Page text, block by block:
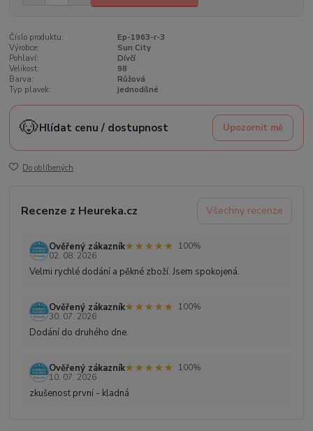
Číslo produktu:
Ep-1963-r-3
Výrobce:
Sun City
Pohlaví:
Dívčí
Velikost:
98
Barva:
Růžová
Typ plavek:
jednodílné
🐶Hlídat cenu / dostupnost Upozornit mě
Do oblíbených
Recenze z Heureka.cz Všechny recenze
Ověřený zákazník★★★★★
★★★★★
100%
02. 08. 2026
Velmi rychlé dodání a pěkné zboží. Jsem spokojená.
Ověřený zákazník★★★★★
★★★★★
100%
30. 07. 2026
Dodání do druhého dne.
Ověřený zákazník★★★★★
★★★★★
100%
10. 07. 2026
zkušenost první - kladná